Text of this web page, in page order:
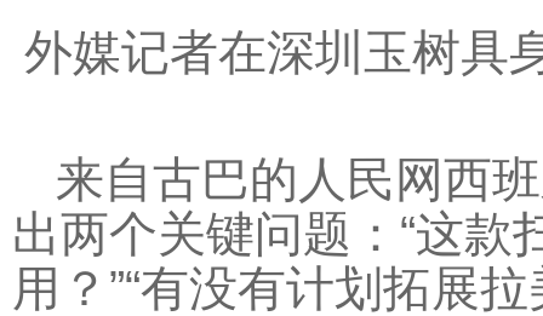
外媒记者在深圳玉树具
来自古巴的人民网西
出两个关键问题：“这
用？”“有没有计划拓展